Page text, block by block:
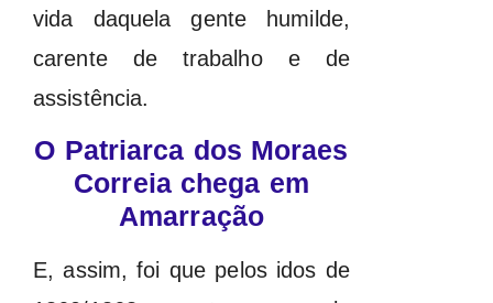
vida daquela gente humilde,
carente de trabalho e de
assistência.
O Patriarca dos Moraes
Correia chega em
Amarração
E, assim, foi que pelos idos de